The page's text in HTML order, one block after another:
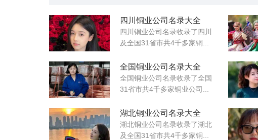
四川铜业公司名录大全
四川铜业公司名录收录了四川
及全国31省市共4千多家铜...
全国铜业公司名录大全
全国铜业公司名录收录了全国
31省市共4千多家铜业公司...
湖北铜业公司名录大全
湖北铜业公司名录收录了湖北
及全国31省市共4千多家铜...